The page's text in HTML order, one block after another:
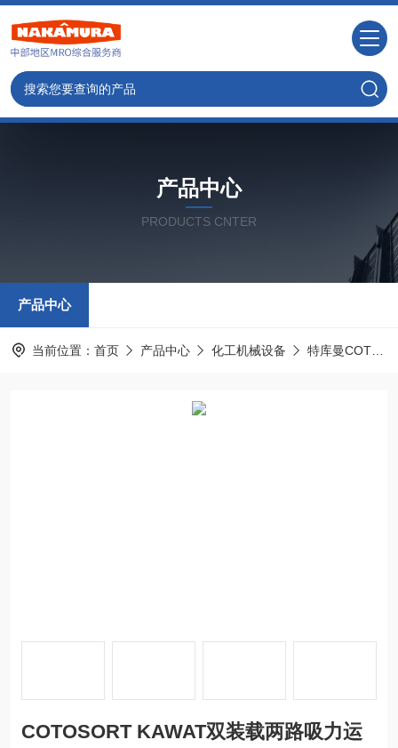
产品中心
PRODUCTS CNTER
产品中心
当前位置： 首页 产品中心 化工机械设备 特库曼COTOSORT KAWATA
COTOSORT KAWAT双装载两路吸力运